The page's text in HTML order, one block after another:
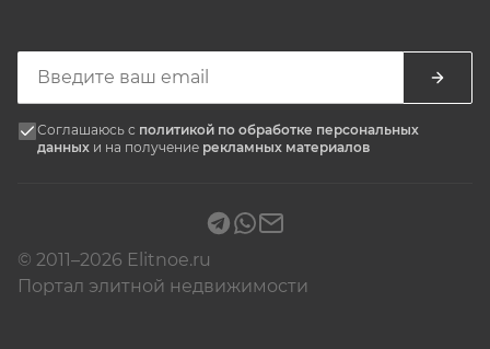
Соглашаюсь с политикой по обработке персональных
данных и на получение рекламных материалов
© 2011–2026 Elitnoe.ru
Портал элитной недвижимости